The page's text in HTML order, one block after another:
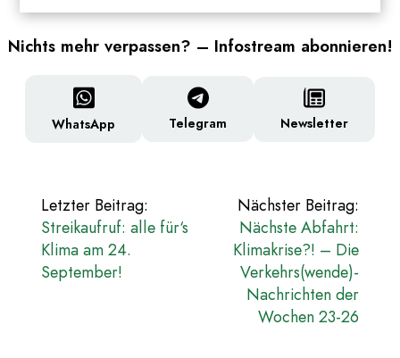
Nichts mehr verpassen? – Infostream abonnieren!
WhatsApp Telegram Newsletter
Beitragsnavigation
Letzter Beitrag:
Streikaufruf: alle für‘s
Klima am 24.
September!
Nächster Beitrag:
Nächste Abfahrt:
Klimakrise?! – Die
Verkehrs(wende)-
Nachrichten der
Wochen 23-26